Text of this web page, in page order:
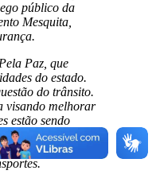
público da
Mesquita,
Paz, que
do estado.
do trânsito.
visando melhorar
estão sendo
e a regularidade
Ruy Fernandes,